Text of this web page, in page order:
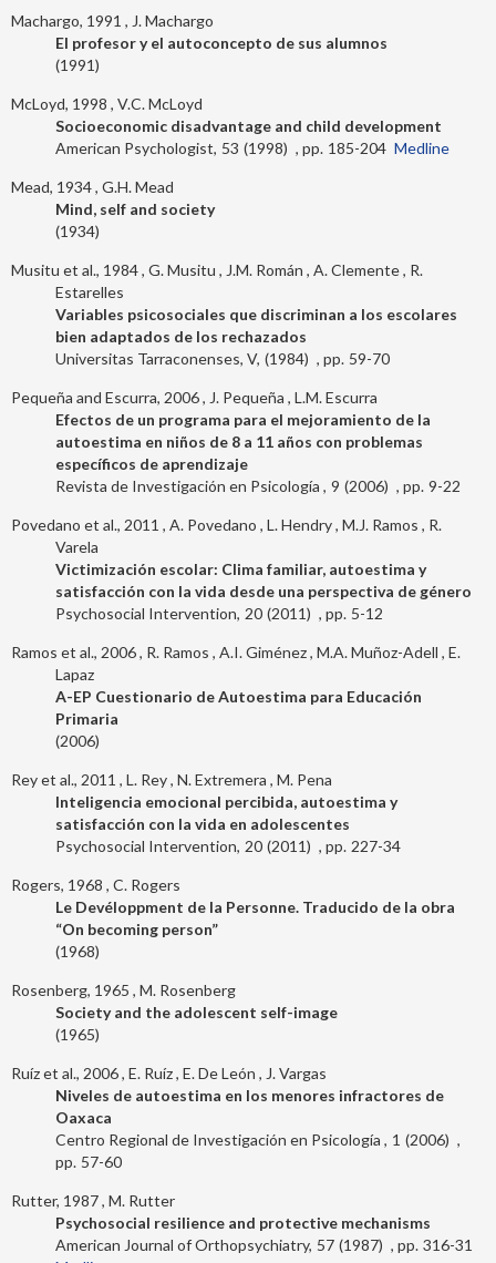
Machargo, 1991
J. Machargo
El profesor y el autoconcepto de sus alumnos
1991
McLoyd, 1998 V.C. McLoyd
Socioeconomic disadvantage and child development
American Psychologist 53 1998 185-204 Medline
Mead, 1934 G.H. Mead
Mind, self and society
1934
Musitu et al., 1984 G. Musitu J.M. Román A. Clemente R.
Estarelles
Variables psicosociales que discriminan a los escolares
bien adaptados de los rechazados
Universitas Tarraconenses, V
1984 59-70
Pequeña and Escurra, 2006 J. Pequeña L.M. Escurra
Efectos de un programa para el mejoramiento de la
autoestima en niños de 8 a 11 años con problemas
específicos de aprendizaje
Revista de Investigación en Psicología
9 2006 9-22
Povedano et al., 2011 A. Povedano L. Hendry M.J. Ramos
R.
Varela
Victimización escolar: Clima familiar, autoestima y
satisfacción con la vida desde una perspectiva de género
Psychosocial Intervention 20 2011 5-12
Ramos et al., 2006 R. Ramos A.I. Giménez M.A. Muñoz-Adell E.
Lapaz
A-EP Cuestionario de Autoestima para Educación
Primaria
2006
Rey et al., 2011 L. Rey N. Extremera M. Pena
Inteligencia emocional percibida, autoestima y
satisfacción con la vida en adolescentes
Psychosocial Intervention 20 2011 227-34
Rogers, 1968 C. Rogers
Le Devéloppment de la Personne. Traducido de la obra
“On becoming person”
1968
Rosenberg, 1965 M. Rosenberg
Society and the adolescent self-image
1965
Ruíz et al., 2006 E. Ruíz E. De León
J. Vargas
Niveles de autoestima en los menores infractores de
Oaxaca
Centro Regional de Investigación en Psicología
1
2006
57-60
Rutter, 1987 M. Rutter
Psychosocial resilience and protective mechanisms
American Journal of Orthopsychiatry 57 1987
316-31